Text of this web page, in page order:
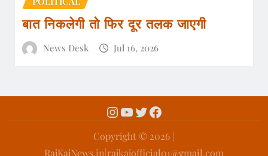
बात निकलेगी तो फिर दूर तलक जाएगी
News Desk Jul 16, 2026
Copyright ©️ 2026 |
RajKajNews.in|rajkajofficial01@gmail.com